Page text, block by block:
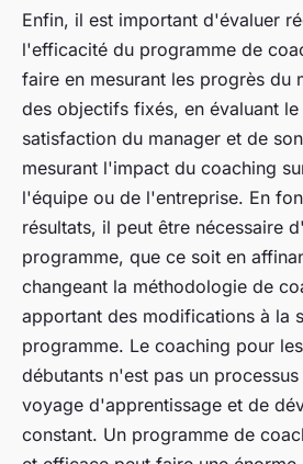
Enfin, il est important d'évaluer
l'efficacité du programme de
faire en mesurant les progrès du
des objectifs fixés, en évaluant
satisfaction du manager et de
mesurant l'impact du coaching
l'équipe ou de l'entreprise. En
résultats, il peut être nécessaire
programme, que ce soit en
changeant la méthodologie de
apportant des modifications à la
programme. Le coaching pour
débutants n'est pas un
voyage d'apprentissage et de
constant. Un programme de